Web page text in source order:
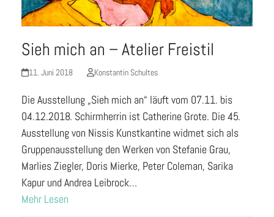
Sieh mich an – Atelier Freistil
11. Juni 2018 Konstantin Schultes
Die Ausstellung „Sieh mich an“ läuft vom 07.11. bis
04.12.2018. Schirmherrin ist Catherine Grote. Die 45.
Ausstellung von Nissis Kunstkantine widmet sich als
Gruppenausstellung den Werken von Stefanie Grau,
Marlies Ziegler, Doris Mierke, Peter Coleman, Sarika
Kapur und Andrea Leibrock…
Mehr Lesen